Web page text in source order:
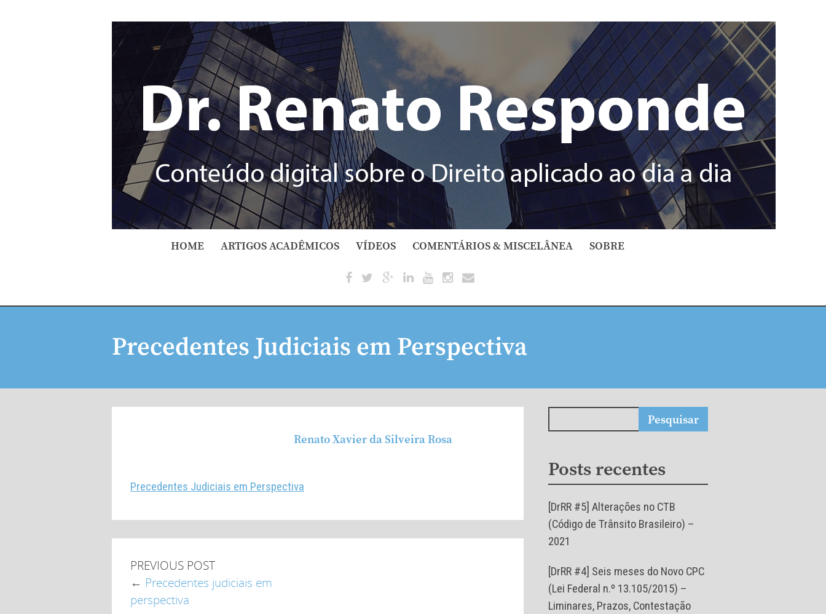
HOME ARTIGOS ACADÊMICOS VÍDEOS COMENTÁRIOS & MISCELÂNEA SOBRE
Precedentes Judiciais em Perspectiva
Renato Xavier da Silveira Rosaunder
Precedentes Judiciais em Perspectiva
PREVIOUS POST
← Precedentes judiciais em
perspectiva
Posts recentes
[DrRR #5] Alterações no CTB
(Código de Trânsito Brasileiro) –
2021
[DrRR #4] Seis meses do Novo CPC
(Lei Federal n.º 13.105/2015) –
Liminares, Prazos, Contestação